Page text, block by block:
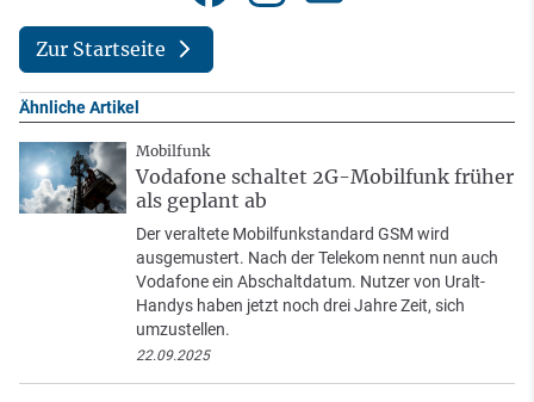
Zur Startseite
Ähnliche Artikel
Mobilfunk
Vodafone schaltet 2G-Mobilfunk früher
als geplant ab
Der veraltete Mobilfunkstandard GSM wird
ausgemustert. Nach der Telekom nennt nun auch
Vodafone ein Abschaltdatum. Nutzer von Uralt-
Handys haben jetzt noch drei Jahre Zeit, sich
umzustellen.
22.09.2025